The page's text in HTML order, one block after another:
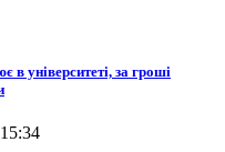
в університеті, за гроші